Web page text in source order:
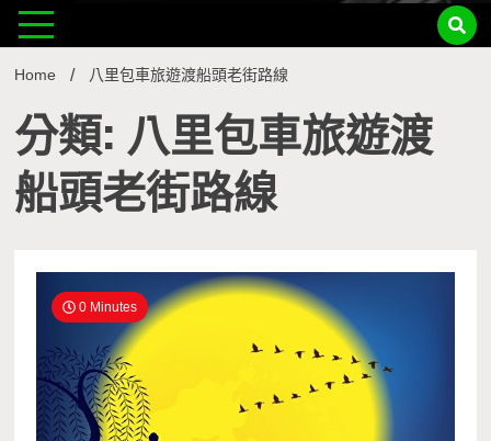
Home 八里包車旅遊渡船頭老街路線
分類: 八里包車旅遊渡
船頭老街路線
0 Minutes